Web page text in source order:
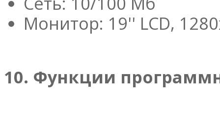
Монитор: 19'' LCD,
10. Функции